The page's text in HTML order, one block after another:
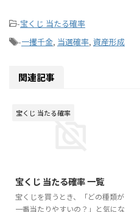
-宝くじ 当たる確率
-一攫千金, 当選確率, 資産形成
関連記事
宝くじ 当たる確率
宝くじ 当たる確率 一覧
宝くじを買うとき、「どの種類が
一番当たりやすいの？」と気にな